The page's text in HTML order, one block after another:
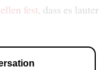
fest, dass es lauter